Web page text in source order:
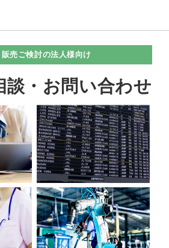
売ご検討の法人様向け
談・お問い合わせ